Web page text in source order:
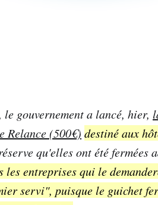
gouvernement a lancé, hier,
Relance (500€) destiné aux
qu'elles ont été fermées
les entreprises qui le
servi", puisque le guichet